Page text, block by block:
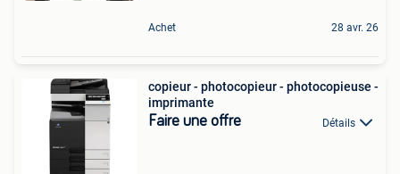
Achet 28 avr. 26
copieur - photocopieur - photocopieuse -
imprimante
Faire une offre Détails